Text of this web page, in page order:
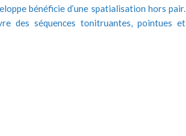
bénéficie d’une spatialisation hors pair.
des séquences tonitruantes, pointues et